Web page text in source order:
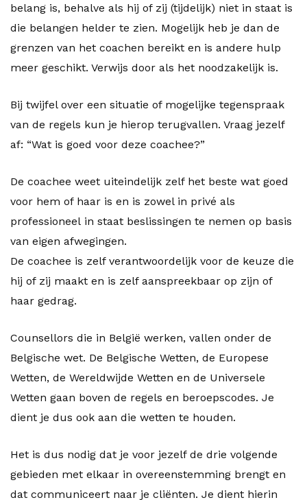
belang is, behalve als hij of zij (tijdelijk) niet in staat is
die belangen helder te zien. Mogelijk heb je dan de
grenzen van het coachen bereikt en is andere hulp
meer geschikt. Verwijs door als het noodzakelijk is.
Bij twijfel over een situatie of mogelijke tegenspraak
van de regels kun je hierop terugvallen. Vraag jezelf
af: “Wat is goed voor deze coachee?”
De coachee weet uiteindelijk zelf het beste wat goed
voor hem of haar is en is zowel in privé als
professioneel in staat beslissingen te nemen op basis
van eigen afwegingen.
De coachee is zelf verantwoordelijk voor de keuze die
hij of zij maakt en is zelf aanspreekbaar op zijn of
haar gedrag.
Counsellors die in België werken, vallen onder de
Belgische wet. De Belgische Wetten, de Europese
Wetten, de Wereldwijde Wetten en de Universele
Wetten gaan boven de regels en beroepscodes. Je
dient je dus ook aan die wetten te houden.
Het is dus nodig dat je voor jezelf de drie volgende
gebieden met elkaar in overeenstemming brengt en
dat communiceert naar je cliënten. Je dient hierin